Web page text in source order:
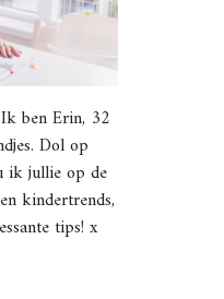
ben Erin, 32
Dol op
ik jullie op de
kindertrends,
tips! x